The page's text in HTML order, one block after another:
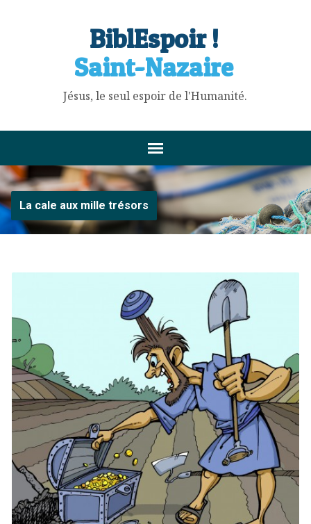
BiblEspoir !
Saint-Nazaire
Jésus, le seul espoir de l'Humanité.
La cale aux mille trésors